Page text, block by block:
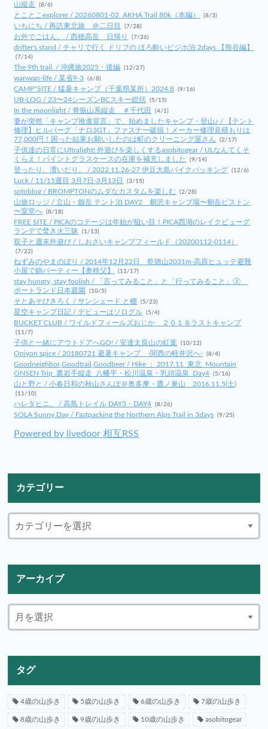
山縦走
(8/6)
とことこexplorer / 20260801-02_AKHA Trail 80k（本編） (8/3)
いちにち / 再訪東北旅 ＠二日目 (7/28)
お外でごはん。 / 西穂高岳 日帰り (7/26)
drifter's stand / チャリで行く ドリフの ほろ酔いビジホ泊 2days 【熊谷編】
(7/14)
The 9th trail. / 沖縄旅2025・後編 (12/27)
wanwan-life / 某省9-3 (6/8)
CAMP*SITE / 猛暑キャンプ（千葉県某所）2024.8 (9/16)
UB-LOG / 23〜24シーズンBCスキー総括 (5/15)
In the moonlight / 脊振山系縦走 ＃千代田 (4/1)
妻が突然「キャンプ推進宣言」で、始めましたキャンプ・登山♪ / 【テント
修理】ヒルバーグ「ナロ3GT」ファスナー破損！メーカー修理見積もりは
77,000円！困った結果お願いしたのは町のクリーニング屋さん
(2/17)
子供達の日常にUltralight! 外遊びを楽しくするasobitogear / ULなんてくそ
くらえ！パイントグラスケースの在庫を補充しました
(9/14)
登ったり、漕いだり。 / 2022.11.26-27 伊豆大島バイクパッキング (12/6)
Luck / 11/15週目 3月7日-3月13日 (3/15)
sotoblog / BROMPTONのムダなカスタムを楽しむ (2/28)
山旅ロッジ / 立山・劔岳 テント泊 DAY2 剱沢キャンプ場〜剱岳ピストン
〜室堂へ (8/18)
FREE SITE / PICAのコテージは年始が狙い目！PICA西湖のレイクビューグ
ランデで焚き火三昧
(1/13)
双子と週末外遊び / しおさいキャンプフィールド（20200112-0114）
(7/22)
ねずみのやまのぼり / 2014年12月22日 乾徳山2031m-高原ヒュッテ避難
小屋で鍋パーティー【奥秩父】
(11/17)
stay hungry, stay foolish / 「言ってみること」と「行ってみること」②
ポートランド日本庭園
(10/5)
そとあそびきろく / サンシェード と棚 (5/23)
星空キャンプ日記 / デビューはソログル (5/4)
BUCKET CLUB / ワイルドフィールズおじか ２０１８ラストキャンプ
(11/7)
子供と一緒にアウトドアへGO! / 安達太良山の紅葉 (10/12)
Oniyon spice / 20180721 避暑キャンプ -関西の軽井沢へ- (8/4)
Goodneighbor,Goodtrail,Goodbeer / Hike ： 2017.11_東北_Mountain
ONSEN Trip_裏岩手縦走_八幡平・松川温泉・乳頭温泉_Day4 (5/16)
山と野と / 小春日和の秋山さんぽ＠奥多摩・鷹ノ巣山 2016.11.5(土)
(11/10)
ハレタヒニ。 / 高島トレイル DAY3・DAY4 (8/26)
SOLA Sunny Day / Fastpacking the Northern Alps Trail in 3days (9/25)
Powered by livedoor 相互RSS
カテゴリー
アーカイブ
タグ
4歳の山歩き 5歳の山歩き 6歳の山歩き 7歳の山歩き
8歳の山歩き 9歳の山歩き 10歳の山歩き asobitogear